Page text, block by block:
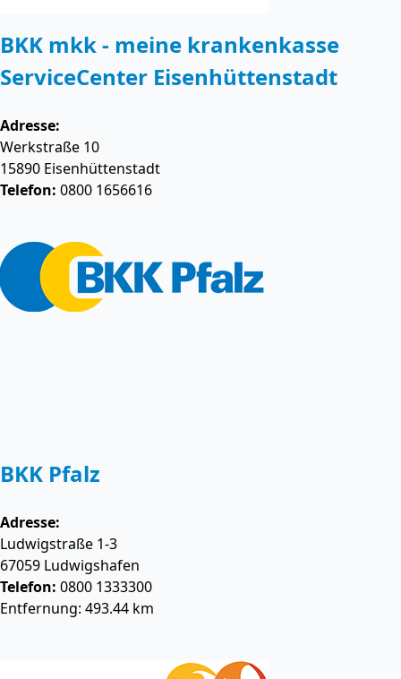
BKK mkk - meine krankenkasse
ServiceCenter Eisenhüttenstadt
Adresse:
Werkstraße 10
15890 Eisenhüttenstadt
Telefon: 0800 1656616
BKK Pfalz
Adresse:
Ludwigstraße 1-3
67059 Ludwigshafen
Telefon: 0800 1333300
Entfernung: 493.44 km